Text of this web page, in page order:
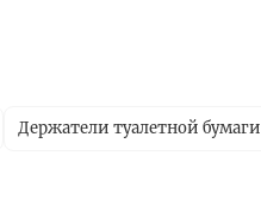
Держатели туалетной бумаги